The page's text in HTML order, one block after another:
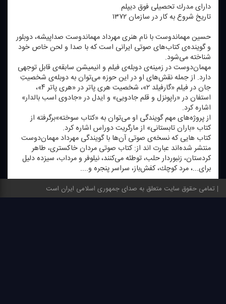
دارای مدرك تحصیلی فوق دیپلم
تاریخ شروع به كار در سازمان ۱۳۷۲
حسین مهماندوست با نام هنری مهرداد مهماندوست صداپیشه، دوبلور
و گوینده‌ی كتاب‌های صوتی ایرانی است كه با صدا و لحن خاص خود
شناخته می‌شود.
مهمان‌دوست در زمینه‌ی دوبله‌ی فیلم و انیمیشن سابقه‌ی قابل توجهی
دارد. از جمله نقش‌های او در این حوزه می‌توان به دوبله‌ی شخصیتِ
جان در فیلم «گارفیلد ۲»، شخصیت هری پاتر در «هری پاتر ۴»،
استفان در «راپونزل و قلم جادویی» و ایدل در «جادوی اسب بالدار»
اشاره كرد.
از پروژه‌های مهم گویندگی او می‌توان به «كتاب سوخته»برگرفته از
كتاب «باران تابستانی» از مارگریت دوراس اشاره كرد.
كتاب هایی كه نسخه‌ی صوتی آن‌ها با گویندگی مهرداد مهمان‌دوست
منتشر شده‌اند عبارت اند از: كتاب صوتی مردان خاكستری، طاهر
كردستان، زنبوردار حلب، توطئه می‌كنند، نیلوفر و مرداب، سیزده دلیل
برای...، مرد كوچك، كفش‌باز، سراسر پنجره و....
تمامی حقوق سایت متعلق به صدای جمهوری اسلامی ایران است